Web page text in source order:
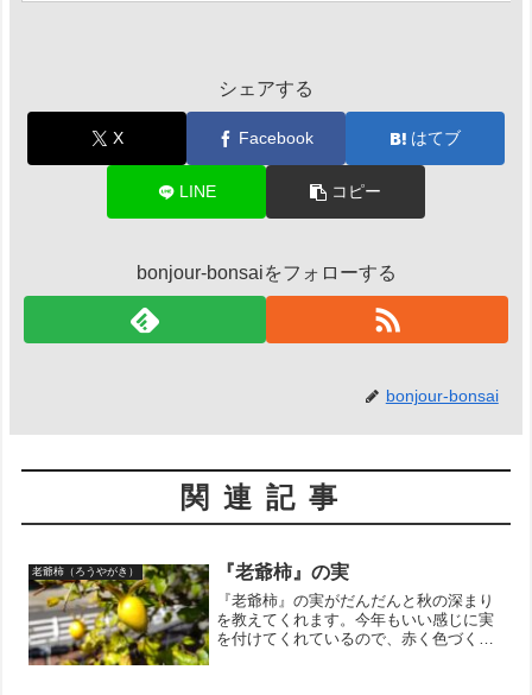
シェアする
X Facebook はてブ
LINE コピー
bonjour-bonsaiをフォローする
bonjour-bonsai
関連記事
老爺柿（ろうやがき） 『老爺柿』の実
『老爺柿』の実がだんだんと秋の深まり
を教えてくれます。今年もいい感じに実
を付けてくれているので、赤く色づくの